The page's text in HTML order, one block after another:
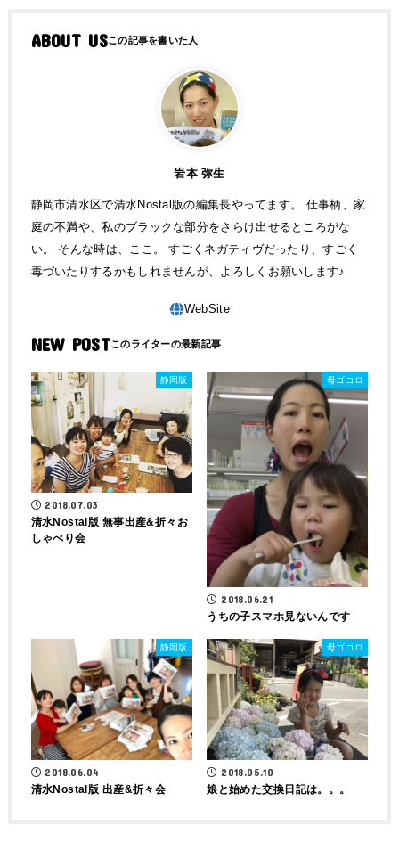
ABOUT US
岩本 弥生
静岡市清水区で清水Nostal版の編集長やってます。 仕事柄、家
庭の不満や、私のブラックな部分をさらけ出せるところがな
い。 そんな時は、ここ。 すごくネガティヴだったり、すごく
毒づいたりするかもしれませんが、よろしくお願いします♪
NEW POST
静岡版
2018.07.03
清水Nostal版 無事出産&折々お
しゃべり会
母ゴコロ
2018.06.21
うちの子スマホ見ないんです
静岡版
2018.06.04
清水Nostal版 出産&折々会
母ゴコロ
2018.05.10
娘と始めた交換日記は。。。